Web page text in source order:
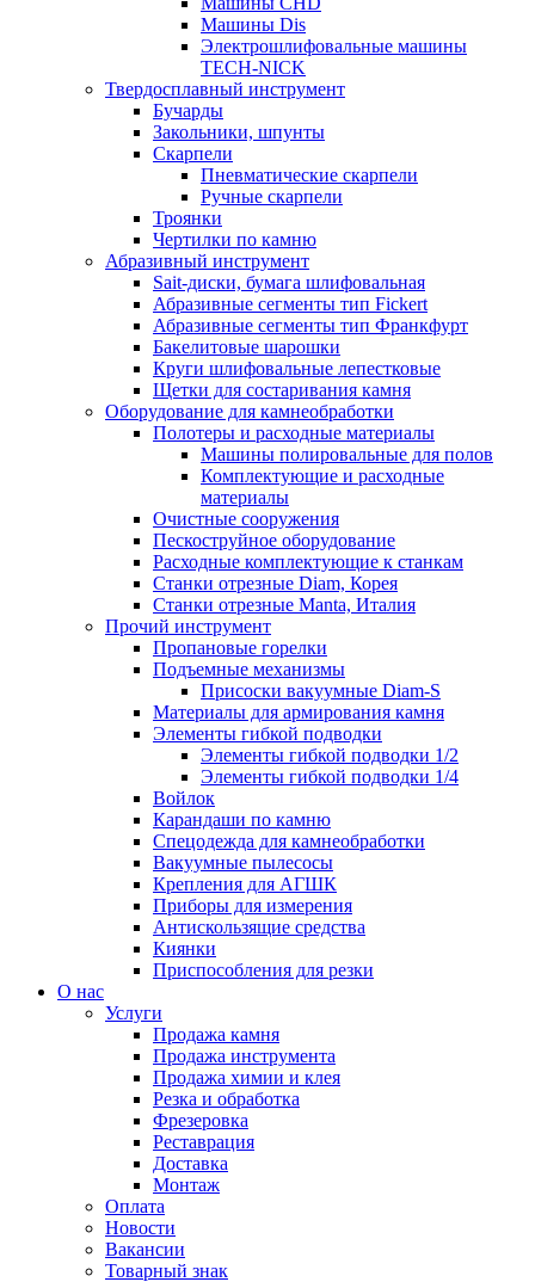
Машины Dis
Электрошлифовальные машины
TECH-NICK
Твердосплавный инструмент
Бучарды
Закольники, шпунты
Скарпели
Пневматические скарпели
Ручные скарпели
Троянки
Чертилки по камню
Абразивный инструмент
Sait-диски, бумага шлифовальная
Абразивные сегменты тип Fickert
Абразивные сегменты тип Франкфурт
Бакелитовые шарошки
Круги шлифовальные лепестковые
Щетки для состаривания камня
Оборудование для камнеобработки
Полотеры и расходные материалы
Машины полировальные для полов
Комплектующие и расходные
материалы
Очистные сооружения
Пескоструйное оборудование
Расходные комплектующие к станкам
Станки отрезные Diam, Корея
Станки отрезные Manta, Италия
Прочий инструмент
Пропановые горелки
Подъeмные механизмы
Присоски вакуумные Diam-S
Материалы для армирования камня
Элементы гибкой подводки
Элементы гибкой подводки 1/2
Элементы гибкой подводки 1/4
Войлок
Карандаши по камню
Спецодежда для камнеобработки
Вакуумные пылесосы
Крепления для АГШК
Приборы для измерения
Антискользящие средства
Киянки
Приспособления для резки
О нас
Услуги
Продажа камня
Продажа инструмента
Продажа химии и клея
Резка и обработка
Фрезеровка
Реставрация
Доставка
Монтаж
Оплата
Новости
Вакансии
Товарный знак